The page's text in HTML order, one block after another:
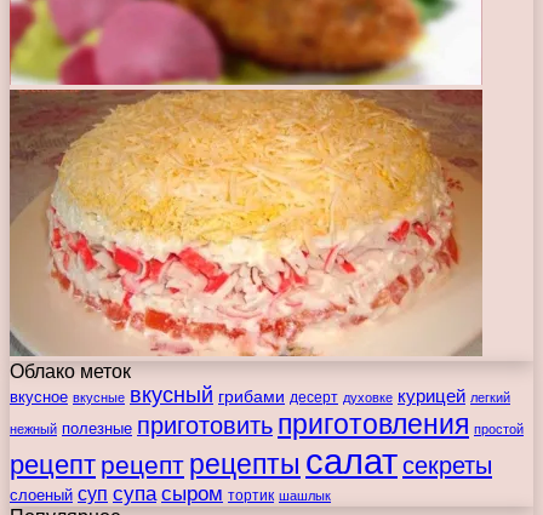
Облако меток
вкусное вкусные вкусный грибами десерт духовке курицей легкий
нежный полезные приготовить приготовления простой
рецепт рецепт рецепты салатсекреты
слоеный суп супа сыром тортик шашлык